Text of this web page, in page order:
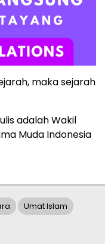
maka sejarah
adalah Wakil
Muda Indonesia
Umat Islam